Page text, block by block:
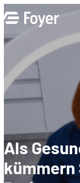
Inhalt
Als
kümmern